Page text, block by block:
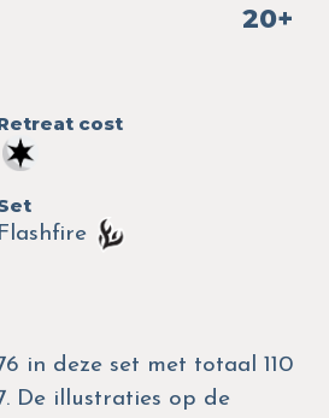
20+
cost
Flashfire
in deze set met totaal 110
De illustraties op de